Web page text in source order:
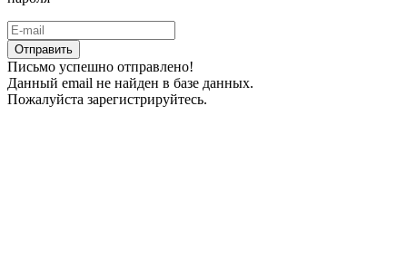
Отправить
Письмо успешно отправлено!
Данный email не найден в базе данных.
Пожалуйста зарегистрируйтесь.